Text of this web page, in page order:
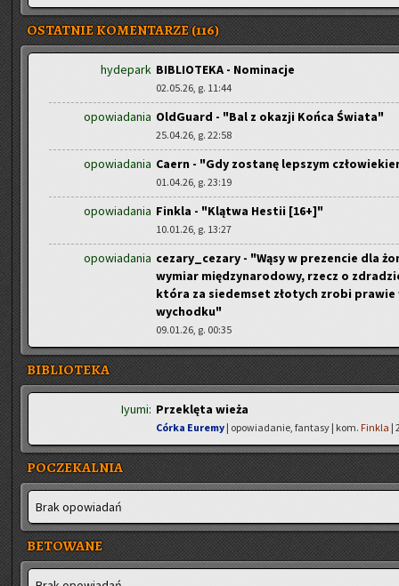
OSTATNIE KOMENTARZE (116)
hydepark BIBLIOTEKA - Nominacje
02.05.26, g. 11:44
opowiadania OldGuard - "Bal z okazji Końca Świata"
25.04.26, g. 22:58
opowiadania Caern - "Gdy zostanę lepszym
01.04.26, g. 23:19
opowiadania Finkla - "Klątwa Hestii [16+]"
10.01.26, g. 13:27
opowiadania cezary_cezary - "Wąsy w prezencie dla
wymiar międzynarodowy, rzecz o
która za siedemset złotych zrobi
wychodku"
09.01.26, g. 00:35
BIBLIOTEKA
Iyumi: Przeklęta wieża
Córka Euremy | opowiadanie, fantasy | kom. Finkla |
POCZEKALNIA
Brak opo­wia­dań
BETOWANE